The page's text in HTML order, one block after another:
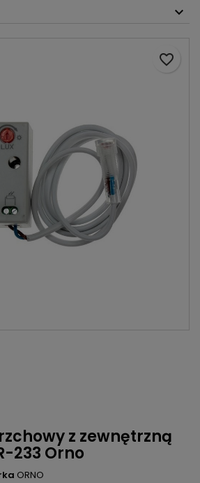
z zewnętrzną
233 Orno
ORNO
favorite_border